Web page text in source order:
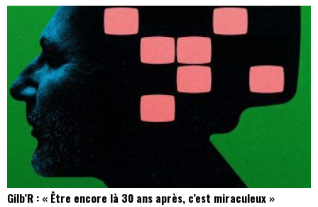
Gilb’R : « Être encore là 30 ans après, c’est miraculeux »